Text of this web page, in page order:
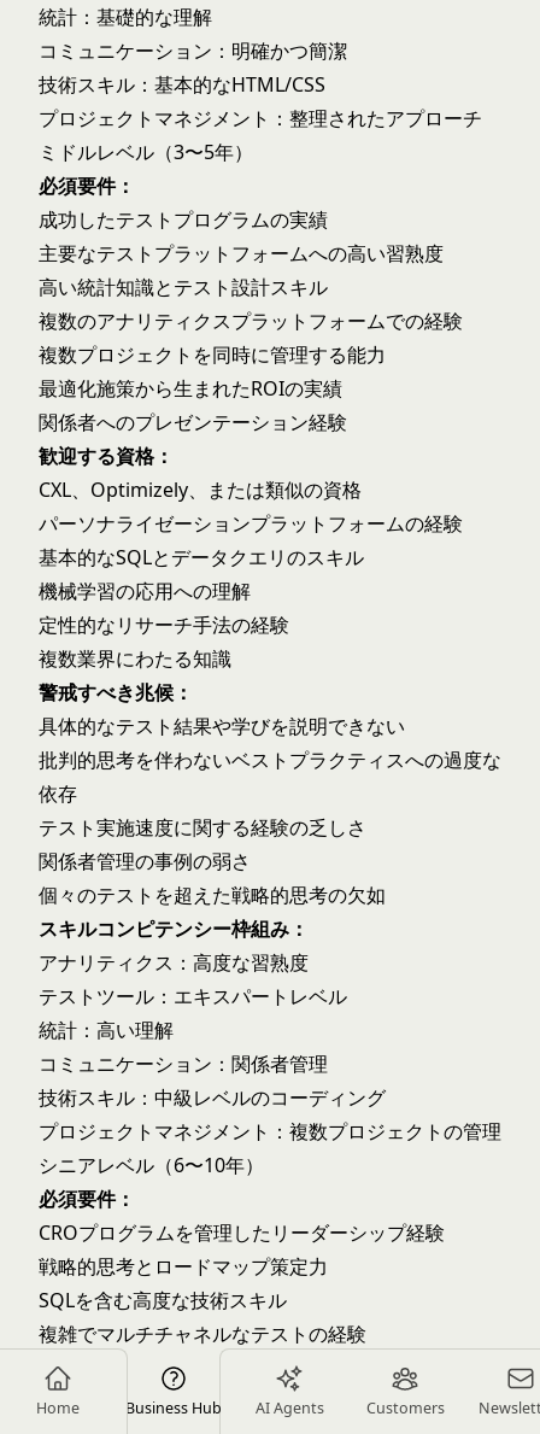
Home Business Hub AI Agents Customers
統計：基礎的な理解
コミュニケーション：明確かつ簡潔
技術スキル：基本的なHTML/CSS
プロジェクトマネジメント：整理されたアプローチ
ミドルレベル（3〜5年）
必須要件：
成功したテストプログラムの実績
主要なテストプラットフォームへの高い習熟度
高い統計知識とテスト設計スキル
複数のアナリティクスプラットフォームでの経験
複数プロジェクトを同時に管理する能力
最適化施策から生まれたROIの実績
関係者へのプレゼンテーション経験
歓迎する資格：
CXL、Optimizely、または類似の資格
パーソナライゼーションプラットフォームの経験
基本的なSQLとデータクエリのスキル
機械学習の応用への理解
定性的なリサーチ手法の経験
複数業界にわたる知識
警戒すべき兆候：
具体的なテスト結果や学びを説明できない
批判的思考を伴わないベストプラクティスへの過度な
依存
テスト実施速度に関する経験の乏しさ
関係者管理の事例の弱さ
個々のテストを超えた戦略的思考の欠如
スキルコンピテンシー枠組み：
アナリティクス：高度な習熟度
テストツール：エキスパートレベル
統計：高い理解
コミュニケーション：関係者管理
技術スキル：中級レベルのコーディング
プロジェクトマネジメント：複数プロジェクトの管理
シニアレベル（6〜10年）
必須要件：
CROプログラムを管理したリーダーシップ経験
戦略的思考とロードマップ策定力
SQLを含む高度な技術スキル
複雑でマルチチャネルなテストの経験
プロダクトの意思決定に影響を与えた実績
若手メンバーを指導した実績